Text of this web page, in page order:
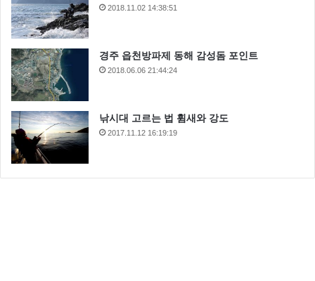
2018.11.02 14:38:51
경주 읍천방파제 동해 감성돔 포인트
2018.06.06 21:44:24
낚시대 고르는 법 휨새와 강도
2017.11.12 16:19:19